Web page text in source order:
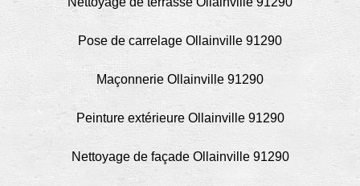
Pose de carrelage Ollainville 91290
Maçonnerie Ollainville 91290
Peinture extérieure Ollainville 91290
Nettoyage de façade Ollainville 91290